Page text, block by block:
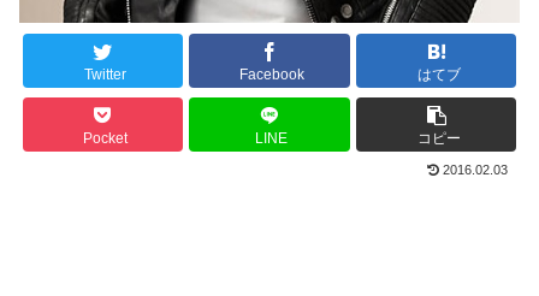
Twitter Facebook はてブ
Pocket LINE コピー
2016.02.03